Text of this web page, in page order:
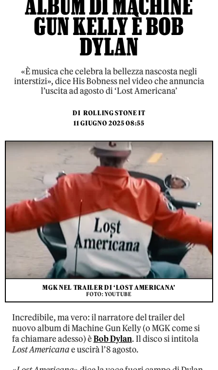
ALBUM DI MACHINE
GUN KELLY È BOB
DYLAN
«È musica che celebra la bellezza nascosta negli
interstizi», dice His Bobness nel video che annuncia
l’uscita ad agosto di ‘Lost Americana’
DI ROLLING STONE IT
11 GIUGNO 2025 08:55
MGK NEL TRAILER DI ‘LOST AMERICANA’
FOTO: YOUTUBE
Incredibile, ma vero: il narratore del trailer del
nuovo album di Machine Gun Kelly (o MGK come si
fa chiamare adesso) èBob Dylan. Il disco si intitola
Lost Americanae uscirà l’8 agosto.